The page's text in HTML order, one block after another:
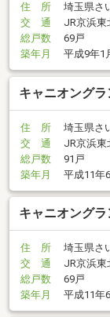
住 所
埼玉県さ
交 通
JR京浜東
総戸数
69戸
築年月
平成9年1
キャニオング
住 所
埼玉県さ
交 通
JR京浜東
総戸数
91戸
築年月
平成11年
キャニオング
住 所
埼玉県さ
交 通
JR京浜東
総戸数
69戸
築年月
平成11年